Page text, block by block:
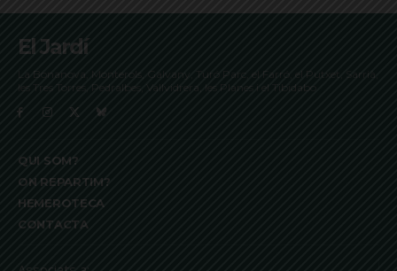
El Jardí
La Bonanova, Monterols, Galvany, Turó Parc, el Farró, el Putxet, Sarrià,
les Tres Torres, Pedralbes, Vallvidrera, les Planes i el Tibidabo
QUI SOM?
ON REPARTIM?
HEMEROTECA
CONTACTA